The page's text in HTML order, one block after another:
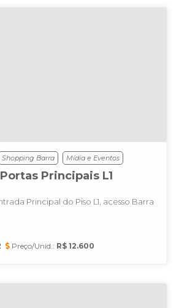
Shopping Barra Mídia e Eventos
Principais L1
Principal do Piso L1, acesso Barra
Preço/Unid.: R$ 12.600